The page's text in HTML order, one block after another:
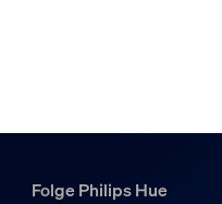
Hue Bridge Pro
Folge Philips Hue